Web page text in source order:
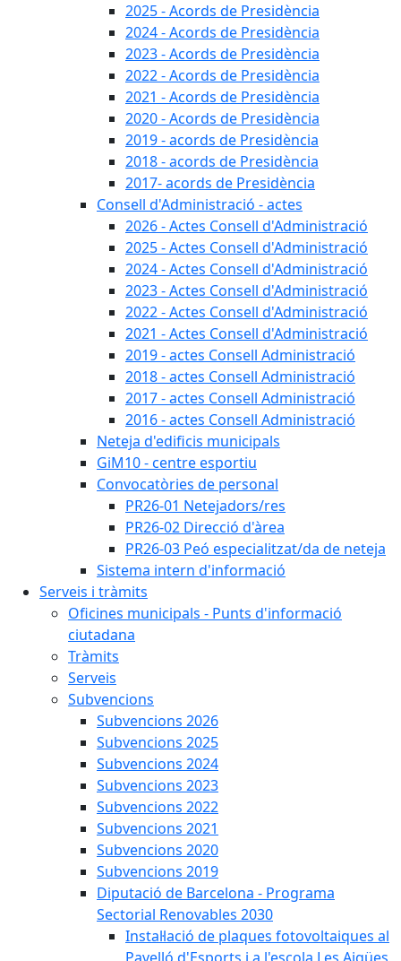
2025 - Acords de Presidència
2024 - Acords de Presidència
2023 - Acords de Presidència
2022 - Acords de Presidència
2021 - Acords de Presidència
2020 - Acords de Presidència
2019 - acords de Presidència
2018 - acords de Presidència
2017- acords de Presidència
Consell d'Administració - actes
2026 - Actes Consell d'Administració
2025 - Actes Consell d'Administració
2024 - Actes Consell d'Administració
2023 - Actes Consell d'Administració
2022 - Actes Consell d'Administració
2021 - Actes Consell d'Administració
2019 - actes Consell Administració
2018 - actes Consell Administració
2017 - actes Consell Administració
2016 - actes Consell Administració
Neteja d'edificis municipals
GiM10 - centre esportiu
Convocatòries de personal
PR26-01 Netejadors/res
PR26-02 Direcció d'àrea
PR26-03 Peó especialitzat/da de neteja
Sistema intern d'informació
Serveis i tràmits
Oficines municipals - Punts d'informació
ciutadana
Tràmits
Serveis
Subvencions
Subvencions 2026
Subvencions 2025
Subvencions 2024
Subvencions 2023
Subvencions 2022
Subvencions 2021
Subvencions 2020
Subvencions 2019
Diputació de Barcelona - Programa
Sectorial Renovables 2030
Instal·lació de plaques fotovoltaiques al